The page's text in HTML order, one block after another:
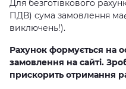
Для безготівкового
ПДВ) сума замовлення
виключень!).
Рахунок формується на
замовлення на сайті.
прискорить отримання